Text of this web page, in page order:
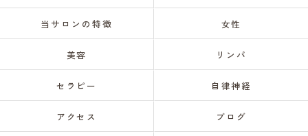
当サロンの特徴 女性
美容 リンパ
セラピー 自律神経
アクセス ブログ